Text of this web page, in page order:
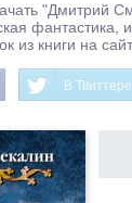
"Дмитрий
фантастика,
из книги на
В Твиттере